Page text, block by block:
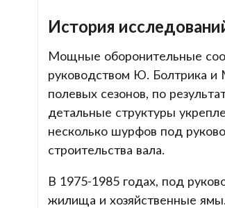
История
Мощные оборонительные
руководством Ю. Болтрика и
полевых сезонов, по
детальные структуры
несколько шурфов под
строительства вала.
В 1975-1985 годах, под
жилища и хозяйственные